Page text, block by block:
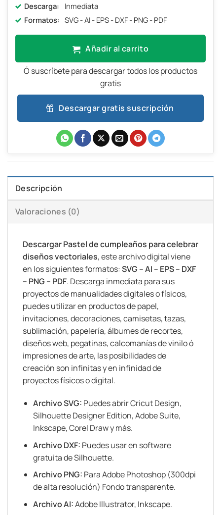
original
era:
$ 9.50.
actual
es:
Descarga:
Inmediata
Formatos: SVG - AI - EPS - DXF - PNG - PDF
Añadir al carrito
Ó suscríbete para descargar todos los productos
gratis
Descargar gratis suscripción
Descripción
Valoraciones (0)
Descargar Pastel de cumpleaños para celebrar
diseños vectoriales, este archivo digital viene
en los siguientes formatos:SVG – AI – EPS – DXF
– PNG – PDF. Descarga inmediata para sus
proyectos de manualidades digitales o físicos,
puedes utilizar en productos de papel,
invitaciones, decoraciones, camisetas, tazas,
sublimación, papelería, álbumes de recortes,
diseños web, pegatinas, calcomanías de vinilo ó
impresiones de arte, las posibilidades de
creación son infinitas y en infinidad de
proyectos físicos o digital.
Archivo SVG: Puedes abrir Cricut Design,
Silhouette Designer Edition, Adobe Suite,
Inkscape, Corel Draw y más.
Archivo DXF: Puedes usar en software
gratuita de Silhouette.
Archivo PNG: Para Adobe Photoshop (300dpi
de alta resolución) Fondo transparente.
Archivo AI:Adobe Illustrator, Inkscape.